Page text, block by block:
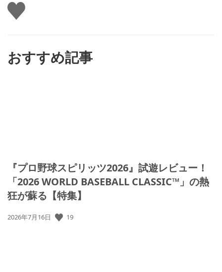
い
い
おすすめ記事
『プロ野球スピリッツ2026』試遊レビュー！
「2026 WORLD BASEBALL CLASSIC™」の熱
狂が蘇る【特集】
公
2026年7月16日 19